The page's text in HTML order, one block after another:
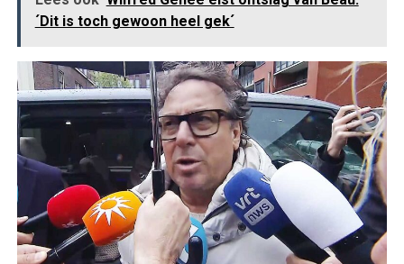
´Dit is toch gewoon heel gek´